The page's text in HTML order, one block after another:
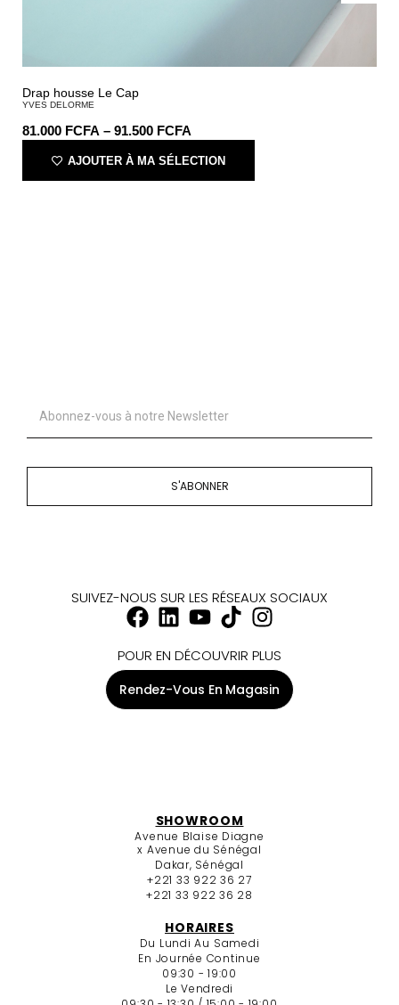
Drap housse Le Cap
YVES DELORME
81.000 FCFA – 91.500 FCFA
AJOUTER À MA SÉLECTION
S'ABONNER
SUIVEZ-NOUS SUR LES RÉSEAUX SOCIAUX
POUR EN DÉCOUVRIR PLUS
Rendez-Vous En Magasin
SHOWROOM
Avenue Blaise Diagne
x Avenue du Sénégal
Dakar, Sénégal
+221 33 922 36 27
+221 33 922 36 28
HORAIRES
Du Lundi Au Samedi
En Journée Continue
09:30 - 19:00
Le Vendredi